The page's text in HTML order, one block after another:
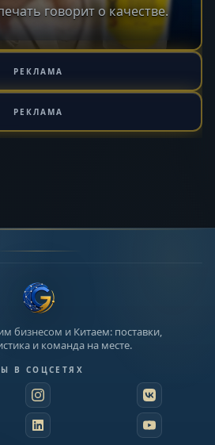
говорит о качестве.
РЕКЛАМА
РЕКЛАМА
бизнесом и Китаем: поставки,
и команда на месте.
В СОЦСЕТЯХ